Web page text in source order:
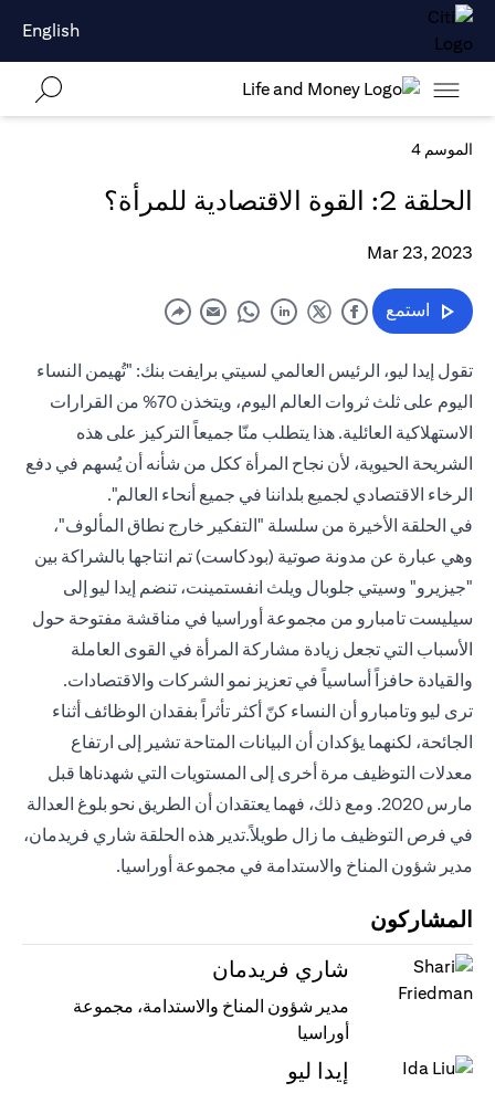
English
الموسم 4
الحلقة 2: القوة الاقتصادية للمرأة؟
Mar 23, 2023
استمع
تقول إيدا ليو، الرئيس العالمي لسيتي برايفت بنك: "تُهيمن النساء
اليوم على ثلث ثروات العالم اليوم، ويتخذن 70% من القرارات
الاستهلاكية العائلية. هذا يتطلب منّا جميعاً التركيز على هذه
الشريحة الحيوية، لأن نجاح المرأة ككل من شأنه أن يُسهم في دفع
الرخاء الاقتصادي لجميع بلداننا في جميع أنحاء العالم".
في الحلقة الأخيرة من سلسلة "التفكير خارج نطاق المألوف"،
وهي عبارة عن مدونة صوتية (بودكاست) تم انتاجها بالشراكة بين
"جيزيرو" وسيتي جلوبال ويلث انفستمينت، تنضم إيدا ليو إلى
سيليست تامبارو من مجموعة أوراسيا في مناقشة مفتوحة حول
الأسباب التي تجعل زيادة مشاركة المرأة في القوى العاملة
والقيادة حافزاً أساسياً في تعزيز نمو الشركات والاقتصادات.
ترى ليو وتامبارو أن النساء كنّ أكثر تأثراً بفقدان الوظائف أثناء
الجائحة، لكنهما يؤكدان أن البيانات المتاحة تشير إلى ارتفاع
معدلات التوظيف مرة أخرى إلى المستويات التي شهدناها قبل
مارس 2020. ومع ذلك، فهما يعتقدان أن الطريق نحو بلوغ العدالة
في فرص التوظيف ما زال طويلاً.تدير هذه الحلقة شاري فريدمان،
مدير شؤون المناخ والاستدامة في مجموعة أوراسيا.
المشاركون
شاري فريدمان
مدير شؤون المناخ والاستدامة، مجموعة
أوراسيا
إيدا ليو